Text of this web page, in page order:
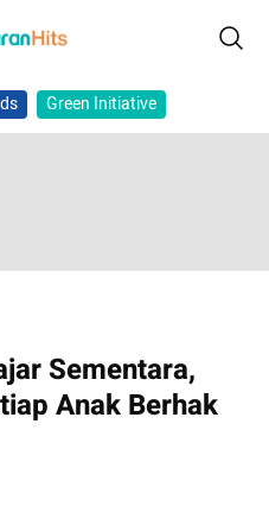
Green Initiative
Sementara,
Anak Berhak